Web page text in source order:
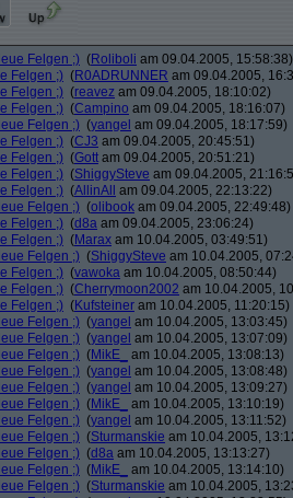
Felgen ;) (Roliboli am 09.04.2005, 15:58:38)
Felgen ;) (R0ADRUNNER am 09.04.2005,
Felgen ;) (reavez am 09.04.2005, 18:10:02)
Felgen ;) (Campino am 09.04.2005, 18:16:07)
Felgen ;) (yangel am 09.04.2005, 18:17:59)
Felgen ;) (CJ3 am 09.04.2005, 20:45:51)
Felgen ;) (Gott am 09.04.2005, 20:51:21)
Felgen ;) (ShiggySteve am 09.04.2005,
Felgen ;) (AllinAll
am 09.04.2005, 22:13:22)
Felgen ;) (olibook am 09.04.2005, 22:49:48)
Felgen ;) (d8a am 09.04.2005, 23:06:24)
Felgen ;) (Marax am 10.04.2005, 03:49:51)
Felgen ;) (ShiggySteve am 10.04.2005,
Felgen ;) (vawoka am 10.04.2005, 08:50:44)
Felgen ;) (Cherrymoon2002 am 10.04.2005,
Felgen ;) (Kufsteiner am 10.04.2005, 11:20:15)
Felgen ;) (yangel am 10.04.2005, 13:03:45)
Felgen ;) (yangel am 10.04.2005, 13:07:09)
Felgen ;) (MikE_
am 10.04.2005, 13:08:13)
Felgen ;) (yangel am 10.04.2005, 13:08:48)
Felgen ;) (yangel am 10.04.2005, 13:09:27)
Felgen ;) (MikE_
am 10.04.2005, 13:10:19)
Felgen ;) (yangel am 10.04.2005, 13:11:52)
Felgen ;) (Sturmanskie am 10.04.2005,
Felgen ;) (d8a am 10.04.2005, 13:13:27)
Felgen ;) (MikE_
am 10.04.2005, 13:14:10)
Felgen ;) (Sturmanskie am 10.04.2005,